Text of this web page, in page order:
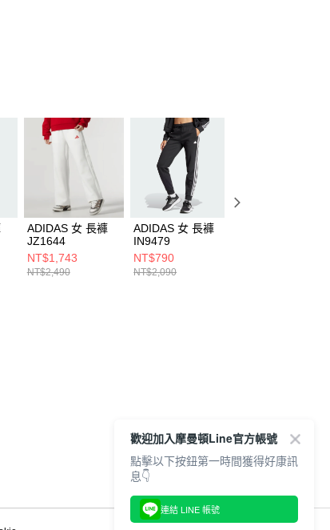
ADIDAS 女 長褲
JZ1644
NT$1,743
NT$2,490
ADIDAS 女 長褲
IN9479
NT$790
NT$2,090
歡迎加入摩曼頓Line官方帳號
點擊以下按鈕第一時間獲得好康訊
息👇
連結 LINE 帳號